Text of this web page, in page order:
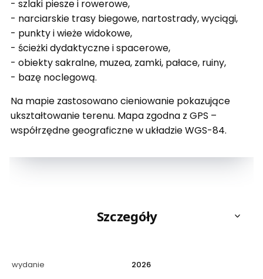
- szlaki piesze i rowerowe,
- narciarskie trasy biegowe, nartostrady, wyciągi,
- punkty i wieże widokowe,
- ścieżki dydaktyczne i spacerowe,
- obiekty sakralne, muzea, zamki, pałace, ruiny,
- bazę noclegową.
Na mapie zastosowano cieniowanie pokazujące
ukształtowanie terenu. Mapa zgodna z GPS –
współrzędne geograficzne w układzie WGS-84.
Szczegóły
wydanie
2026